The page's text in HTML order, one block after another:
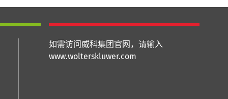
如需访问威科集团官网，请输入
www.wolterskluwer.com